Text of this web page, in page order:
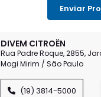
DIVEM CITROËN
Rua Padre Roque, 2855,
Mogi Mirim / São Paulo
(19) 3814-5000
Enviar